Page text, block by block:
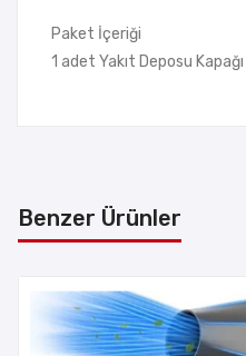
Paket İçeriği
1 adet Yakıt Deposu Kapağı
Benzer Ürünler